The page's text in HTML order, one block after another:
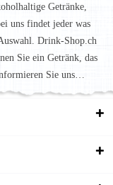
Getränke,
uns findet jeder was
Drink-Shop.ch
Sie ein Getränk, das
Sie uns…